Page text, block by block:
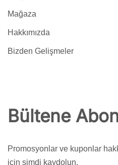
Mağaza
Hakkımızda
Bizden Gelişmeler
Bültene
Promosyonlar ve kuponlar
için şimdi kaydolun.